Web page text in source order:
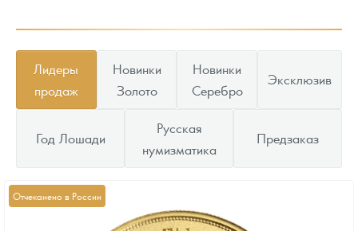
Лидеры
продаж
Новинки
Золото
Новинки
Серебро
Эксклюзив
Год Лошади
Русская
нумизматика
Предзаказ
Отчеканено в России